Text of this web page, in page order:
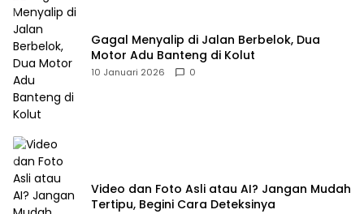
Gagal Menyalip di Jalan Berbelok, Dua
Motor Adu Banteng di Kolut
10 Januari 2026 0
Video dan Foto Asli atau AI? Jangan Mudah
Tertipu, Begini Cara Deteksinya